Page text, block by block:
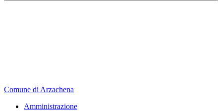
Comune di Arzachena
Amministrazione